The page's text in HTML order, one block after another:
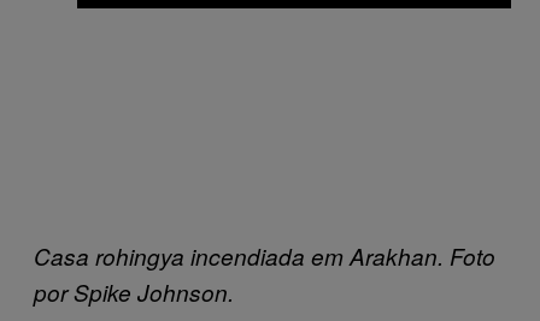
Casa rohingya incendiada em Arakhan. Foto
por Spike Johnson.